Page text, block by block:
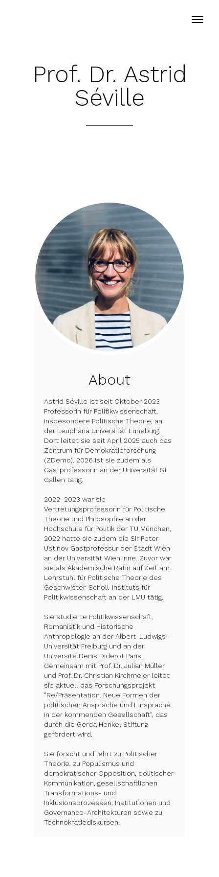
Prof. Dr. Astrid
Séville
About
Astrid Séville ist seit Oktober 2023
Professorin für Politikwissenschaft,
insbesondere Politische Theorie, an
der Leuphana Universität Lüneburg.
Dort leitet sie seit April 2025 auch das
Zentrum für Demokratieforschung
(ZDemo). 2026 ist sie zudem als
Gastprofessorin an der Universität St.
Gallen tätig.
2022–2023 war sie
Vertretungsprofessorin für Politische
Theorie und Philosophie an der
Hochschule für Politik der TU München,
2022 hatte sie zudem die Sir Peter
Ustinov Gastprofessur der Stadt Wien
an der Universität Wien inne. Zuvor war
sie als Akademische Rätin auf Zeit am
Lehrstuhl für Politische Theorie des
Geschwister-Scholl-Instituts für
Politikwissenschaft an der LMU tätig.
Sie studierte Politikwissenschaft,
Romanistik und Historische
Anthropologie an der Albert-Ludwigs-
Universität Freiburg und an der
Université Denis Diderot Paris.
Gemeinsam mit Prof. Dr. Julian Müller
und Prof. Dr. Christian Kirchmeier leitet
sie aktuell das Forschungsprojekt
"Re/Präsentation. Neue Formen der
politischen Ansprache und Fürsprache
in der kommenden Gesellschaft", das
durch die Gerda Henkel Stiftung
gefördert wird.
Sie forscht und lehrt zu Politischer
Theorie, zu Populismus und
demokratischer Opposition, politischer
Kommunikation, gesellschaftlichen
Transformations- und
Inklusionsprozessen, Institutionen und
Governance-Architekturen sowie zu
Technokratiediskursen.